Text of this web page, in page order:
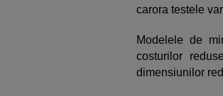
carora testele
Modelele de
costurilor
dimensiunilor